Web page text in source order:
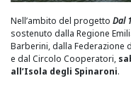
Nell’ambito del progetto Dal
sostenuto dalla Regione
Barberini, dalla Federazione
e dal Circolo Cooperatori,
all’Isola degli Spinaroni.